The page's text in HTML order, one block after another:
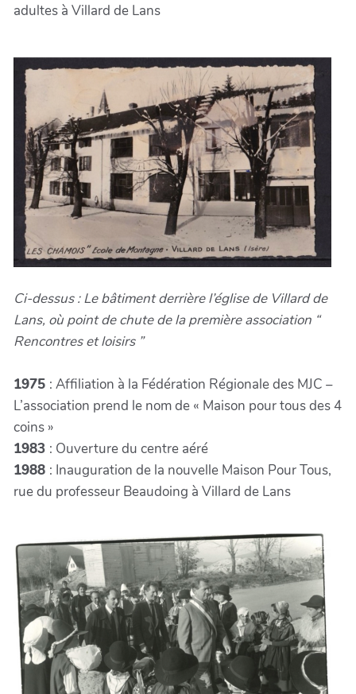
adultes à Villard de Lans
Ci-dessus : Le bâtiment derrière l’église de Villard de
Lans, où point de chute de la première association “
Rencontres et loisirs ”
1975 : Affiliation à la Fédération Régionale des MJC –
L’association prend le nom de « Maison pour tous des 4
coins »
1983 : Ouverture du centre aéré
1988 : Inauguration de la nouvelle Maison Pour Tous,
rue du professeur Beaudoing à Villard de Lans